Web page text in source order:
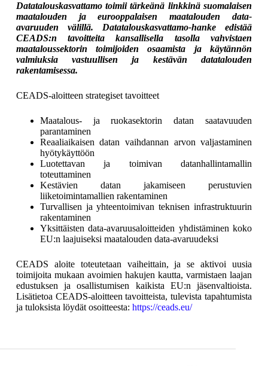
Datatalouskasvattamo toimii tärkeänä linkkinä suomalaisen
maatalouden ja eurooppalaisen maatalouden data-
avaruuden välillä. Datatalouskasvattamo-hanke edistää
CEADS:n tavoitteita kansallisella tasolla vahvistaen
maataloussektorin toimijoiden osaamista ja käytännön
valmiuksia vastuullisen ja kestävän datatalouden
rakentamisessa.
CEADS-aloitteen strategiset tavoitteet
Maatalous- ja ruokasektorin datan saatavuuden
parantaminen
Reaaliaikaisen datan vaihdannan arvon valjastaminen
hyötykäyttöön
Luotettavan ja toimivan datanhallintamallin
toteuttaminen
Kestävien datan jakamiseen perustuvien
liiketoimintamallien rakentaminen
Turvallisen ja yhteentoimivan teknisen infrastruktuurin
rakentaminen
Yksittäisten data-avaruusaloitteiden yhdistäminen koko
EU:n laajuiseksi maatalouden data-avaruudeksi
CEADS aloite toteutetaan vaiheittain, ja se aktivoi uusia
toimijoita mukaan avoimien hakujen kautta, varmistaen laajan
edustuksen ja osallistumisen kaikista EU:n jäsenvaltioista.
Lisätietoa CEADS-aloitteen tavoitteista, tulevista tapahtumista
ja tuloksista löydät osoitteesta: https://ceads.eu/